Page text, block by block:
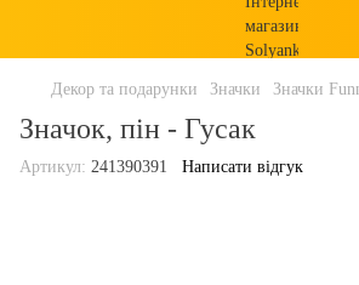
Декор та подарунки Значки Значки
Значок, пін - Гусак
Артикул: 241390391 Написати відгук